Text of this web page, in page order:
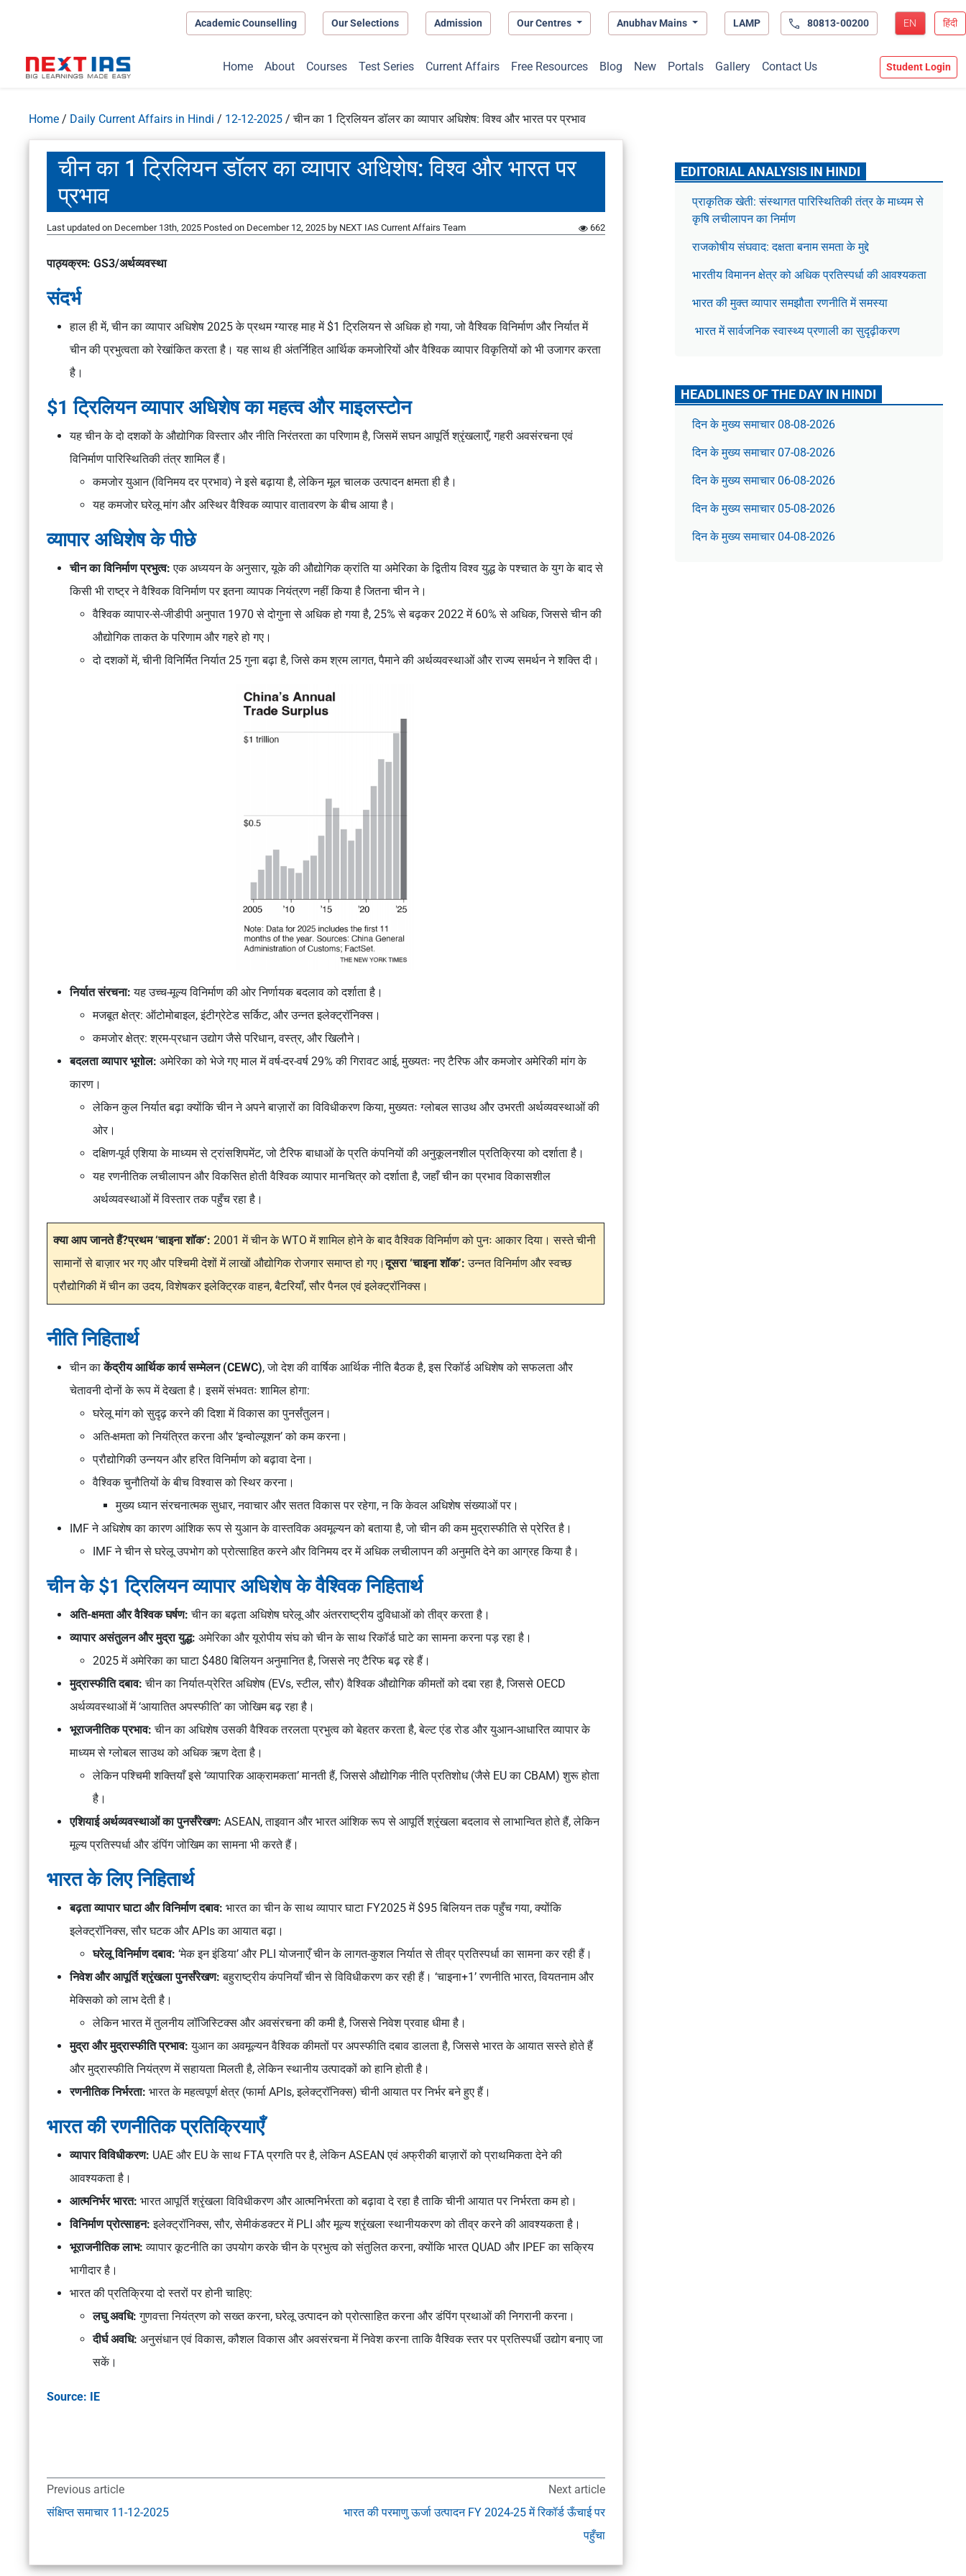
Academic Counselling Our Selections Admission Our Centres Anubhav Mains LAMP 80813-00200 EN हिंदी
Home About Courses Test Series Current Affairs Free Resources Blog New Portals Gallery Contact Us Student Login
Home / Daily Current Affairs in Hindi / 12-12-2025 /चीन का 1 ट्रिलियन डॉलर का व्यापार अधिशेष: विश्व और भारत पर प्रभाव
चीन का 1 ट्रिलियन डॉलर का व्यापार अधिशेष: विश्व और भारत पर
प्रभाव
Last updated on December 13th, 2025 Posted on December 12, 2025 by NEXT IAS Current Affairs Team 662
पाठ्यक्रम: GS3/अर्थव्यवस्था
संदर्भ
हाल ही में, चीन का व्यापार अधिशेष 2025 के प्रथम ग्यारह माह में $1 ट्रिलियन से अधिक हो गया, जो वैश्विक विनिर्माण और निर्यात में
चीन की प्रभुत्वता को रेखांकित करता है। यह साथ ही अंतर्निहित आर्थिक कमजोरियों और वैश्विक व्यापार विकृतियों को भी उजागर करता
है।
$1 ट्रिलियन व्यापार अधिशेष का महत्व और माइलस्टोन
यह चीन के दो दशकों के औद्योगिक विस्तार और नीति निरंतरता का परिणाम है, जिसमें सघन आपूर्ति श्रृंखलाएँ, गहरी अवसंरचना एवं
विनिर्माण पारिस्थितिकी तंत्र शामिल हैं।
कमजोर युआन (विनिमय दर प्रभाव) ने इसे बढ़ाया है, लेकिन मूल चालक उत्पादन क्षमता ही है।
यह कमजोर घरेलू मांग और अस्थिर वैश्विक व्यापार वातावरण के बीच आया है।
व्यापार अधिशेष के पीछे
चीन का विनिर्माण प्रभुत्व:एक अध्ययन के अनुसार, यूके की औद्योगिक क्रांति या अमेरिका के द्वितीय विश्व युद्ध के पश्चात के युग के बाद से
किसी भी राष्ट्र ने वैश्विक विनिर्माण पर इतना व्यापक नियंत्रण नहीं किया है जितना चीन ने।
वैश्विक व्यापार-से-जीडीपी अनुपात 1970 से दोगुना से अधिक हो गया है, 25% से बढ़कर 2022 में 60% से अधिक, जिससे चीन की
औद्योगिक ताकत के परिणाम और गहरे हो गए।
दो दशकों में, चीनी विनिर्मित निर्यात 25 गुना बढ़ा है, जिसे कम श्रम लागत, पैमाने की अर्थव्यवस्थाओं और राज्य समर्थन ने शक्ति दी।
निर्यात संरचना:यह उच्च-मूल्य विनिर्माण की ओर निर्णायक बदलाव को दर्शाता है।
मजबूत क्षेत्र: ऑटोमोबाइल, इंटीग्रेटेड सर्किट, और उन्नत इलेक्ट्रॉनिक्स।
कमजोर क्षेत्र: श्रम-प्रधान उद्योग जैसे परिधान, वस्त्र, और खिलौने।
बदलता व्यापार भूगोल: अमेरिका को भेजे गए माल में वर्ष-दर-वर्ष 29% की गिरावट आई, मुख्यतः नए टैरिफ और कमजोर अमेरिकी मांग के
कारण।
लेकिन कुल निर्यात बढ़ा क्योंकि चीन ने अपने बाज़ारों का विविधीकरण किया, मुख्यतः ग्लोबल साउथ और उभरती अर्थव्यवस्थाओं की
ओर।
दक्षिण-पूर्व एशिया के माध्यम से ट्रांसशिपमेंट, जो टैरिफ बाधाओं के प्रति कंपनियों की अनुकूलनशील प्रतिक्रिया को दर्शाता है।
यह रणनीतिक लचीलापन और विकसित होती वैश्विक व्यापार मानचित्र को दर्शाता है, जहाँ चीन का प्रभाव विकासशील
अर्थव्यवस्थाओं में विस्तार तक पहुँच रहा है।
क्या आप जानते हैं?प्रथम ‘चाइना शॉक’: 2001 में चीन के WTO में शामिल होने के बाद वैश्विक विनिर्माण को पुनः आकार दिया। सस्ते चीनी
सामानों से बाज़ार भर गए और पश्चिमी देशों में लाखों औद्योगिक रोजगार समाप्त हो गए।दूसरा ‘चाइना शॉक’: उन्नत विनिर्माण और स्वच्छ
प्रौद्योगिकी में चीन का उदय, विशेषकर इलेक्ट्रिक वाहन, बैटरियाँ, सौर पैनल एवं इलेक्ट्रॉनिक्स।
नीति निहितार्थ
चीन काकेंद्रीय आर्थिक कार्य सम्मेलन (CEWC), जो देश की वार्षिक आर्थिक नीति बैठक है, इस रिकॉर्ड अधिशेष को सफलता और
चेतावनी दोनों के रूप में देखता है। इसमें संभवतः शामिल होगा:
घरेलू मांग को सुदृढ़ करने की दिशा में विकास का पुनर्संतुलन।
अति-क्षमता को नियंत्रित करना और ‘इन्वोल्यूशन’ को कम करना।
प्रौद्योगिकी उन्नयन और हरित विनिर्माण को बढ़ावा देना।
वैश्विक चुनौतियों के बीच विश्वास को स्थिर करना।
मुख्य ध्यान संरचनात्मक सुधार, नवाचार और सतत विकास पर रहेगा, न कि केवल अधिशेष संख्याओं पर।
IMF ने अधिशेष का कारण आंशिक रूप से युआन के वास्तविक अवमूल्यन को बताया है, जो चीन की कम मुद्रास्फीति से प्रेरित है।
IMF ने चीन से घरेलू उपभोग को प्रोत्साहित करने और विनिमय दर में अधिक लचीलापन की अनुमति देने का आग्रह किया है।
चीन के $1 ट्रिलियन व्यापार अधिशेष के वैश्विक निहितार्थ
अति-क्षमता और वैश्विक घर्षण: चीन का बढ़ता अधिशेष घरेलू और अंतरराष्ट्रीय दुविधाओं को तीव्र करता है।
व्यापार असंतुलन और मुद्रा युद्ध: अमेरिका और यूरोपीय संघ को चीन के साथ रिकॉर्ड घाटे का सामना करना पड़ रहा है।
2025 में अमेरिका का घाटा $480 बिलियन अनुमानित है, जिससे नए टैरिफ बढ़ रहे हैं।
मुद्रास्फीति दबाव: चीन का निर्यात-प्रेरित अधिशेष (EVs, स्टील, सौर) वैश्विक औद्योगिक कीमतों को दबा रहा है, जिससे OECD
अर्थव्यवस्थाओं में ‘आयातित अपस्फीति’ का जोखिम बढ़ रहा है।
भूराजनीतिक प्रभाव: चीन का अधिशेष उसकी वैश्विक तरलता प्रभुत्व को बेहतर करता है, बेल्ट एंड रोड और युआन-आधारित व्यापार के
माध्यम से ग्लोबल साउथ को अधिक ऋण देता है।
लेकिन पश्चिमी शक्तियाँ इसे ‘व्यापारिक आक्रामकता’ मानती हैं, जिससे औद्योगिक नीति प्रतिशोध (जैसे EU का CBAM) शुरू होता
है।
एशियाई अर्थव्यवस्थाओं का पुनर्संरेखण: ASEAN, ताइवान और भारत आंशिक रूप से आपूर्ति श्रृंखला बदलाव से लाभान्वित होते हैं, लेकिन
मूल्य प्रतिस्पर्धा और डंपिंग जोखिम का सामना भी करते हैं।
भारत के लिए निहितार्थ
बढ़ता व्यापार घाटा और विनिर्माण दबाव: भारत का चीन के साथ व्यापार घाटा FY2025 में $95 बिलियन तक पहुँच गया, क्योंकि
इलेक्ट्रॉनिक्स, सौर घटक और APIs का आयात बढ़ा।
घरेलू विनिर्माण दबाव: ‘मेक इन इंडिया’ और PLI योजनाएँ चीन के लागत-कुशल निर्यात से तीव्र प्रतिस्पर्धा का सामना कर रही हैं।
निवेश और आपूर्ति श्रृंखला पुनर्संरेखण: बहुराष्ट्रीय कंपनियाँ चीन से विविधीकरण कर रही हैं। ‘चाइना+1’ रणनीति भारत, वियतनाम और
मेक्सिको को लाभ देती है।
लेकिन भारत में तुलनीय लॉजिस्टिक्स और अवसंरचना की कमी है, जिससे निवेश प्रवाह धीमा है।
मुद्रा और मुद्रास्फीति प्रभाव: युआन का अवमूल्यन वैश्विक कीमतों पर अपस्फीति दबाव डालता है, जिससे भारत के आयात सस्ते होते हैं
और मुद्रास्फीति नियंत्रण में सहायता मिलती है, लेकिन स्थानीय उत्पादकों को हानि होती है।
रणनीतिक निर्भरता: भारत के महत्वपूर्ण क्षेत्र (फार्मा APIs, इलेक्ट्रॉनिक्स) चीनी आयात पर निर्भर बने हुए हैं।
भारत की रणनीतिक प्रतिक्रियाएँ
व्यापार विविधीकरण: UAE और EU के साथ FTA प्रगति पर है, लेकिन ASEAN एवं अफ्रीकी बाज़ारों को प्राथमिकता देने की
आवश्यकता है।
आत्मनिर्भर भारत: भारत आपूर्ति श्रृंखला विविधीकरण और आत्मनिर्भरता को बढ़ावा दे रहा है ताकि चीनी आयात पर निर्भरता कम हो।
विनिर्माण प्रोत्साहन: इलेक्ट्रॉनिक्स, सौर, सेमीकंडक्टर में PLI और मूल्य श्रृंखला स्थानीयकरण को तीव्र करने की आवश्यकता है।
भूराजनीतिक लाभ: व्यापार कूटनीति का उपयोग करके चीन के प्रभुत्व को संतुलित करना, क्योंकि भारत QUAD और IPEF का सक्रिय
भागीदार है।
भारत की प्रतिक्रिया दो स्तरों पर होनी चाहिए:
लघु अवधि: गुणवत्ता नियंत्रण को सख्त करना, घरेलू उत्पादन को प्रोत्साहित करना और डंपिंग प्रथाओं की निगरानी करना।
दीर्घ अवधि: अनुसंधान एवं विकास, कौशल विकास और अवसंरचना में निवेश करना ताकि वैश्विक स्तर पर प्रतिस्पर्धी उद्योग बनाए जा
सकें।
Source: IE
Previous article
संक्षिप्त समाचार 11-12-2025
Next article
भारत की परमाणु ऊर्जा उत्पादन FY 2024-25 में रिकॉर्ड ऊँचाई पर
पहुँचा
EDITORIAL ANALYSIS IN HINDI
प्राकृतिक खेती: संस्थागत पारिस्थितिकी तंत्र के माध्यम से
कृषि लचीलापन का निर्माण
राजकोषीय संघवाद: दक्षता बनाम समता के मुद्दे
भारतीय विमानन क्षेत्र को अधिक प्रतिस्पर्धा की आवश्यकता
भारत की मुक्त व्यापार समझौता रणनीति में समस्या
भारत में सार्वजनिक स्वास्थ्य प्रणाली का सुदृढ़ीकरण
HEADLINES OF THE DAY IN HINDI
दिन के मुख्य समाचार 08-08-2026
दिन के मुख्य समाचार 07-08-2026
दिन के मुख्य समाचार 06-08-2026
दिन के मुख्य समाचार 05-08-2026
दिन के मुख्य समाचार 04-08-2026